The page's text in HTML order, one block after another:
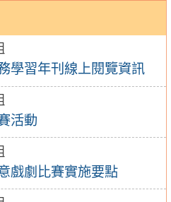
學習年刊線上閱覽資訊
活動
戲劇比賽實施要點